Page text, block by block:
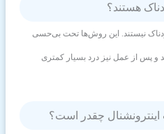
هستند؟
نیستند. این روش‌ها تحت بی‌حسی
پس از عمل نیز درد بسیار کمتری
چقدر است؟